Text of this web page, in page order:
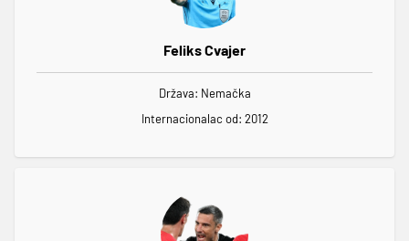
Feliks Cvajer
Država: Nemačka
Internacionalac od: 2012